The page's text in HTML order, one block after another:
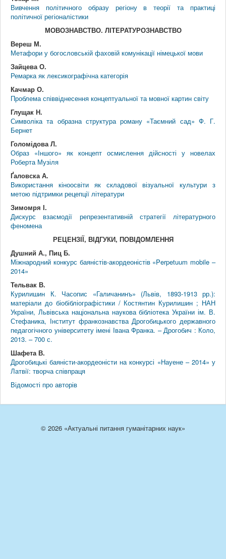
Вивчення політичного образу регіону в теорії та практиці
політичної регіоналістики
МОВОЗНАВСТВО. ЛІТЕРАТУРОЗНАВСТВО
Вереш М.
Метафори у богословській фаховій комунікації німецької мови
Зайцева О.
Ремарка як лексикографічна категорія
Качмар О.
Проблема співвіднесення концептуальної та мовної картин світу
Глущак Н.
Символіка та образна структура роману «Таємний сад» Ф. Г.
Бернет
Голомідова Л.
Образ «Іншого» як концепт осмислення дійсності у новелах
Роберта Музіля
Ґаловска А.
Використання кіноосвіти як складової візуальної культури з
метою підтримки рецепції літератури
Зимомря І.
Дискурс взаємодії репрезентативній стратегії літературного
феномена
РЕЦЕНЗІЇ, ВІДГУКИ, ПОВІДОМЛЕННЯ
Душний А., Пиц Б.
Міжнародний конкурс баяністів-акордеоністів «Perpetuum mobile –
2014»
Тельвак В.
Курилишин К. Часопис «Галичанинъ» (Львів, 1893-1913 рр.):
матеріали до біобібліографістики / Костянтин Курилишин ; НАН
України, Львівська національна наукова бібліотека України ім. В.
Стефаника, Інститут франкознавства Дрогобицького державного
педагогічного університету імені Івана Франка. – Дрогобич : Коло,
2013. – 700 с.
Шафета В.
Дрогобицькі баяністи-акордеоністи на конкурсі «Науене – 2014» у
Латвії: творча співпраця
Відомості про авторів
© 2026 «Актуальні питання гуманітарних наук»